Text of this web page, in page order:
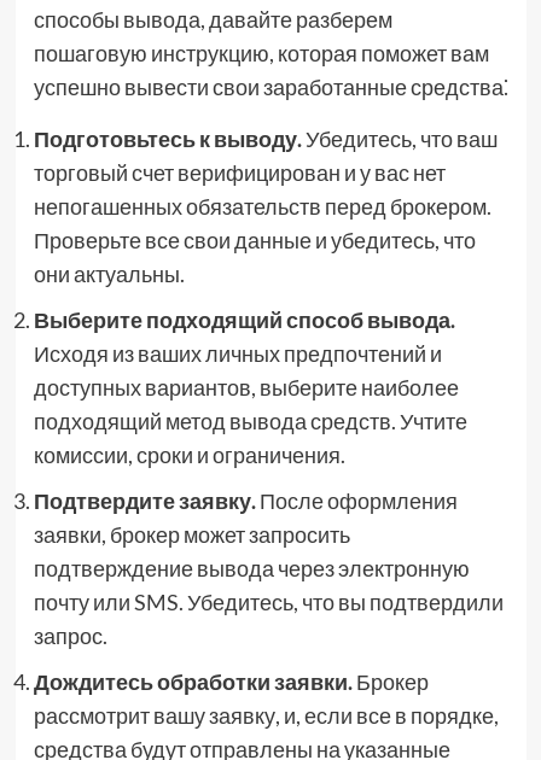
способы вывода, давайте разберем
пошаговую инструкцию, которая поможет вам
успешно вывести свои заработанные средства⁚
Подготовьтесь к выводу.Убедитесь, что ваш
торговый счет верифицирован и у вас нет
непогашенных обязательств перед брокером.
Проверьте все свои данные и убедитесь, что
они актуальны.
Выберите подходящий способ вывода.
Исходя из ваших личных предпочтений и
доступных вариантов, выберите наиболее
подходящий метод вывода средств. Учтите
комиссии, сроки и ограничения.
Подтвердите заявку.После оформления
заявки, брокер может запросить
подтверждение вывода через электронную
почту или SMS. Убедитесь, что вы подтвердили
запрос.
Дождитесь обработки заявки.Брокер
рассмотрит вашу заявку, и, если все в порядке,
средства будут отправлены на указанные